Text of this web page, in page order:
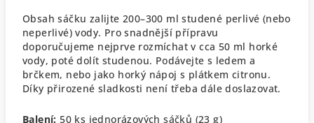
Obsah sáčku zalijte 200–300 ml studené perlivé (nebo
neperlivé) vody. Pro snadnější přípravu
doporučujeme nejprve rozmíchat v cca 50 ml horké
vody, poté dolít studenou. Podávejte s ledem a
brčkem, nebo jako horký nápoj s plátkem citronu.
Díky přirozené sladkosti není třeba dále doslazovat.
Balení:50 ks jednorázových sáčků (23 g)